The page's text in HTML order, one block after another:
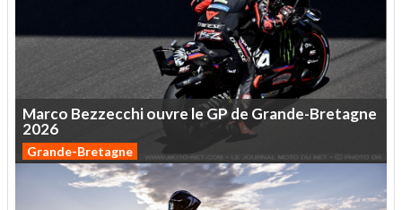
Marco Bezzecchiouvre leGPde Grande-Bretagne
2026
Grande-Bretagne